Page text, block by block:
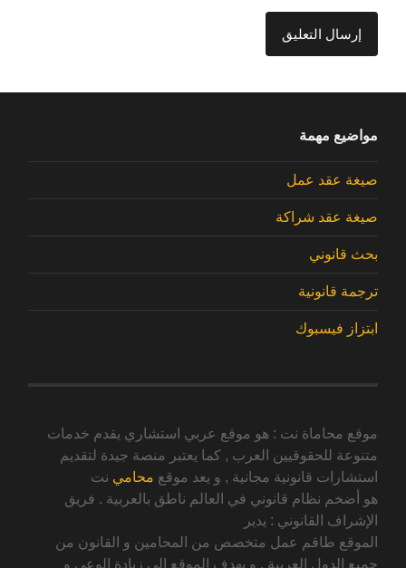
مواضيع مهمة
صيغة عقد عمل
صيغة عقد شراكة
بحث قانوني
ترجمة قانونية
ابتزاز فيسبوك
موقع محاماة نت : هو موقع عربي استشاري يقدم خدمات
متنوعة للحقوقيين العرب , كما يعتبر منصة جيدة لتقديم
استشارات قانونية مجانية , و يعد موقع محامي نت
هو أضخم نظام قانوني في العالم ناطق بالعربية . فريق
الإشراف القانوني : يدير
الموقع طاقم عمل متخصص من المحامين و القانون من
جميع الدول العربية , و يهدف الموقع الى زيادة الوعي و